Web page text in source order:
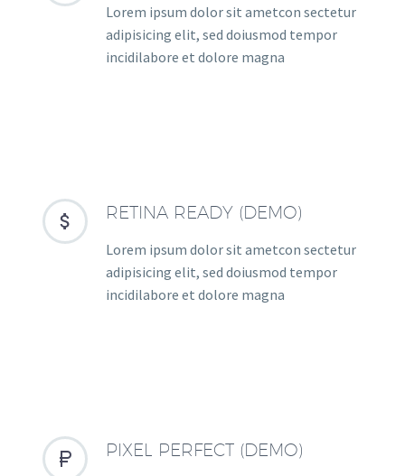
Lorem ipsum dolor sit ametcon sectetur
adipisicing elit, sed doiusmod tempor
incidilabore et dolore magna

 RETINA READY (DEMO)
Lorem ipsum dolor sit ametcon sectetur
adipisicing elit, sed doiusmod tempor
incidilabore et dolore magna

 PIXEL PERFECT (DEMO)